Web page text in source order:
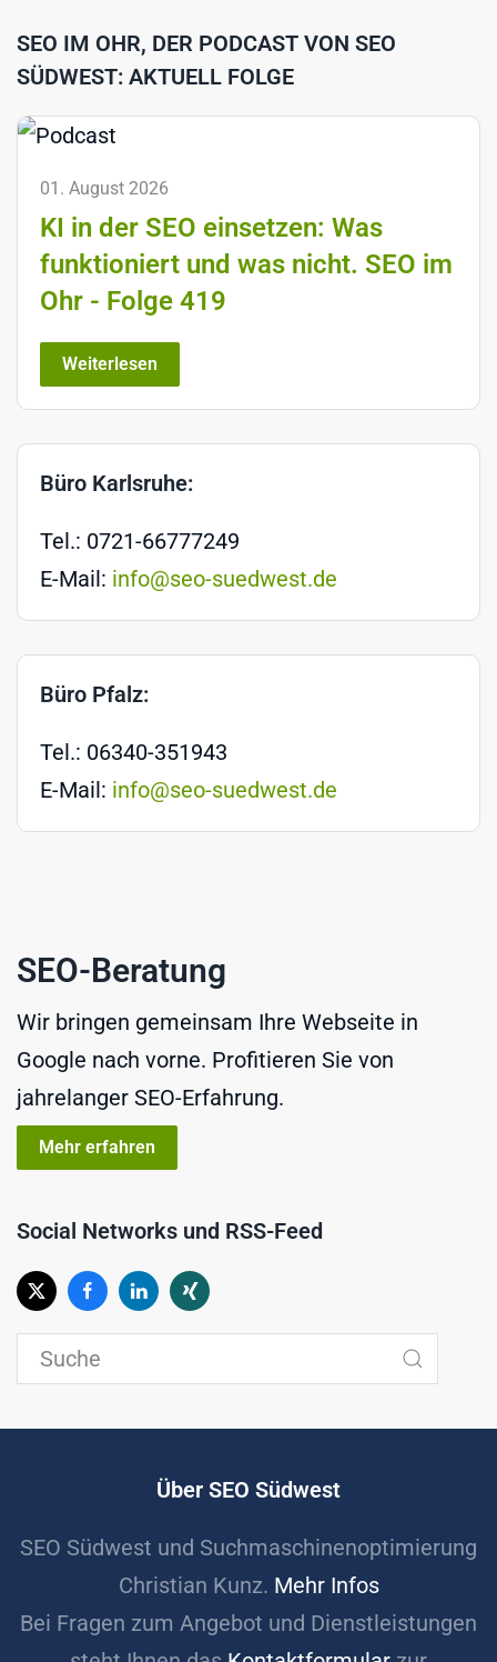
SEO IM OHR, DER PODCAST VON SEO
SÜDWEST: AKTUELL FOLGE
01. August 2026
KI in der SEO einsetzen: Was
funktioniert und was nicht. SEO im
Ohr - Folge 419
Weiterlesen
Büro Karlsruhe:
Tel.: 0721-66777249
E-Mail: info@seo-suedwest.de
Büro Pfalz:
Tel.: 06340-351943
E-Mail: info@seo-suedwest.de
SEO-Beratung
Wir bringen gemeinsam Ihre Webseite in
Google nach vorne. Profitieren Sie von
jahrelanger SEO-Erfahrung.
Mehr erfahren
Social Networks und RSS-Feed
Über SEO Südwest
SEO Südwest und Suchmaschinenoptimierung
Christian Kunz. Mehr Infos
Bei Fragen zum Angebot und Dienstleistungen